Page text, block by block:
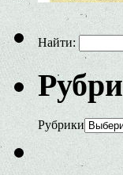
Найти:
Рубрики